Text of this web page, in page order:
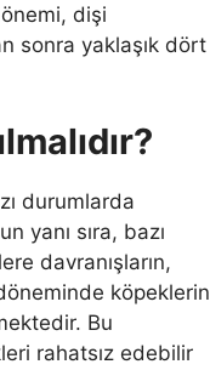
dişi
sonra yaklaşık dört
durumlarda
yanı sıra, bazı
davranışların,
köpeklerin
Bu
rahatsız edebilir